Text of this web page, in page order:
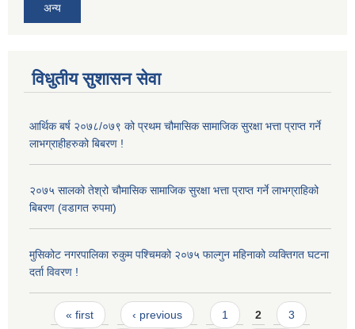
अन्य
विधुतीय सुशासन सेवा
आर्थिक बर्ष २०७८/०७९ को प्रथम चौमासिक सामाजिक सुरक्षा भत्ता प्राप्त गर्ने
लाभग्राहीहरुको बिबरण !
२०७५ सालको तेश्रो चौमासिक सामाजिक सुरक्षा भत्ता प्राप्त गर्ने लाभग्राहिको
बिबरण (वडागत रुपमा)
मुसिकोट नगरपालिका रुकुम पश्चिमको २०७५ फाल्गुन महिनाको व्यक्तिगत घटना
दर्ता विवरण !
Pages
« first ‹ previous 1 2 3